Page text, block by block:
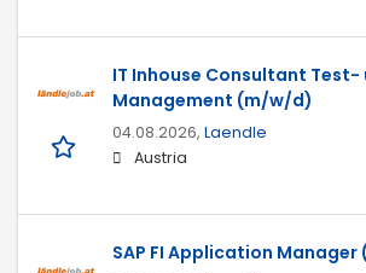
IT Inhouse Consultant Test-
Management (m/w/d)
04.08.2026, Laendle
Austria
SAP FI Application